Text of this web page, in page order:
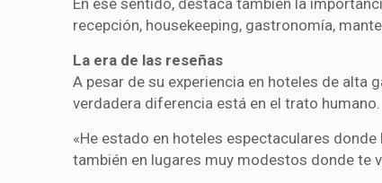
recepción, housekeeping, gastronomía,
La era de las reseñas
A pesar de su experiencia en hoteles de alta
verdadera diferencia está en el trato humano.
«He estado en hoteles espectaculares
también en lugares muy modestos donde te